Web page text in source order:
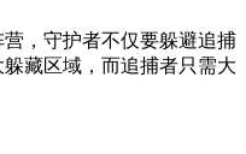
，守护者不仅要躲避追捕
藏区域，而追捕者只需大